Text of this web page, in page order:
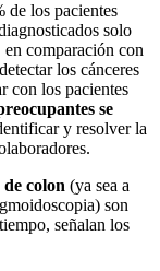
de los pacientes
solo
en comparación con
los cánceres
con los pacientes
se
y resolver la
colon (ya sea a
son
señalan los